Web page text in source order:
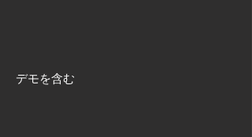
デモを含む